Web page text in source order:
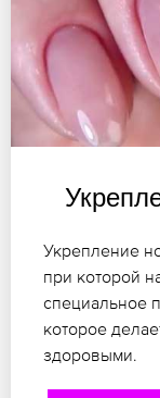
Укрепление
при которой
специальное
которое
здоровыми.